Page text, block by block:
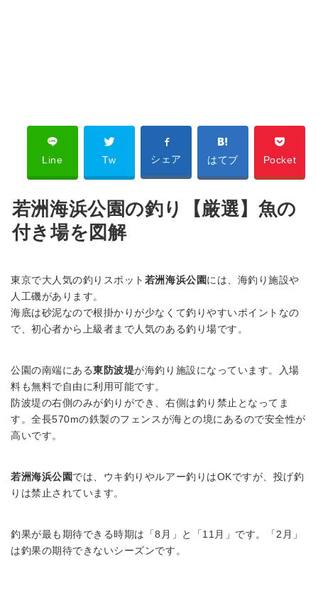
Line Tw シェア はてブ Pocket
若洲海浜公園の釣り【厳選】魚の
付き場を図解
東京で大人気の釣りスポット 若洲海浜公園には、海釣り施設や
人工磯があります。
海底は砂泥なので根掛かりが少なくて釣りやすいポイントなの
で、初心者から上級者まで人気のある釣り場です。
公園の南端にある東防波堤が海釣り施設になっています。入場
料も無料で自由に利用可能です。
防波堤の右側のみが釣りができ、右側は釣り禁止となってま
す。全長570mの鉄製のフェンスが海との境にあるので安全性が
高いです。
若洲海浜公園では、ウキ釣りやルアー釣りはOKですが、投げ釣
りは禁止されています。
釣果が最も期待できる時期は「8月」と「11月」です。「2月」
は釣果の期待できないシーズンです。